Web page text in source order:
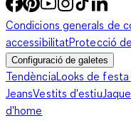
Condicions generals de
accessibilitatProtecció
Configuració de galetes
TendènciaLooks de
JeansVestits d'estiu
d'home